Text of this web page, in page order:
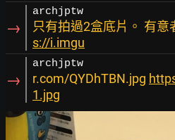
→
archjptw
只有拍過2盒底片。 有意
s://i.imgu
→
archjptw
r.com/QYDhTBN.jpg
1.jpg